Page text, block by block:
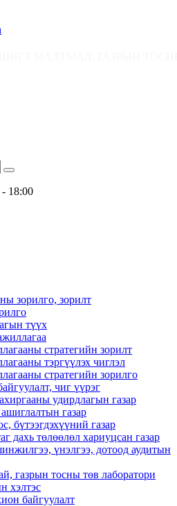
- 18:00
зорилго, зорилт
түүх
стратегийн зорилт
тэргүүлэх чиглэл
стратегийн зорилго
чиг үүрэг
удирдлагын газар
газар
бүтээгдэхүүний газар
дахь төлөөлөл хариуцсан газар
үнэлгээ, дотоод аудитын
газрын тосны төв лаборатори
хэлтэс
байгуулалт